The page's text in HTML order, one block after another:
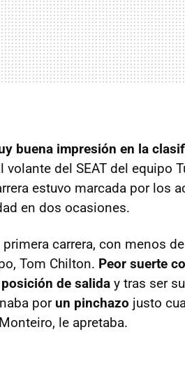
buena impresión en la
del SEAT del equipo
estuvo marcada por los
en dos ocasiones.
carrera, con menos
Tom Chilton. Peor suerte
de salida y tras ser
porun pinchazo justo
le apretaba.